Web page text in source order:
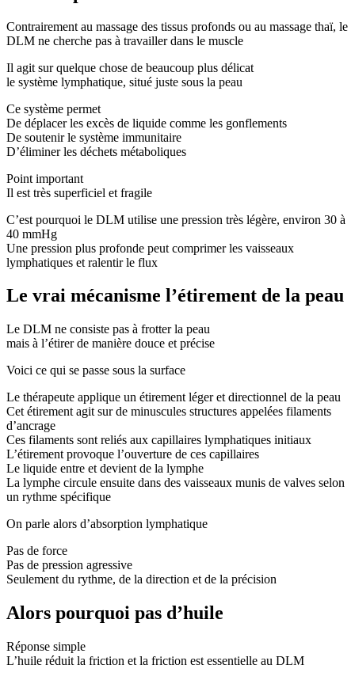
Contrairement au massage des tissus profonds ou au massage thaï, le
DLM ne cherche pas à travailler dans le muscle
Il agit sur quelque chose de beaucoup plus délicat
le système lymphatique, situé juste sous la peau
Ce système permet
De déplacer les excès de liquide comme les gonflements
De soutenir le système immunitaire
D’éliminer les déchets métaboliques
Point important
Il est très superficiel et fragile
C’est pourquoi le DLM utilise une pression très légère, environ 30 à
40 mmHg
Une pression plus profonde peut comprimer les vaisseaux
lymphatiques et ralentir le flux
Le vrai mécanisme l’étirement de la peau
Le DLM ne consiste pas à frotter la peau
mais à l’étirer de manière douce et précise
Voici ce qui se passe sous la surface
Le thérapeute applique un étirement léger et directionnel de la peau
Cet étirement agit sur de minuscules structures appelées filaments
d’ancrage
Ces filaments sont reliés aux capillaires lymphatiques initiaux
L’étirement provoque l’ouverture de ces capillaires
Le liquide entre et devient de la lymphe
La lymphe circule ensuite dans des vaisseaux munis de valves selon
un rythme spécifique
On parle alors d’absorption lymphatique
Pas de force
Pas de pression agressive
Seulement du rythme, de la direction et de la précision
Alors pourquoi pas d’huile
Réponse simple
L’huile réduit la friction et la friction est essentielle au DLM